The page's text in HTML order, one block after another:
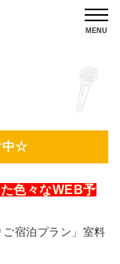
MENU
中☆
色々なWEB予
宿泊プラン」室料